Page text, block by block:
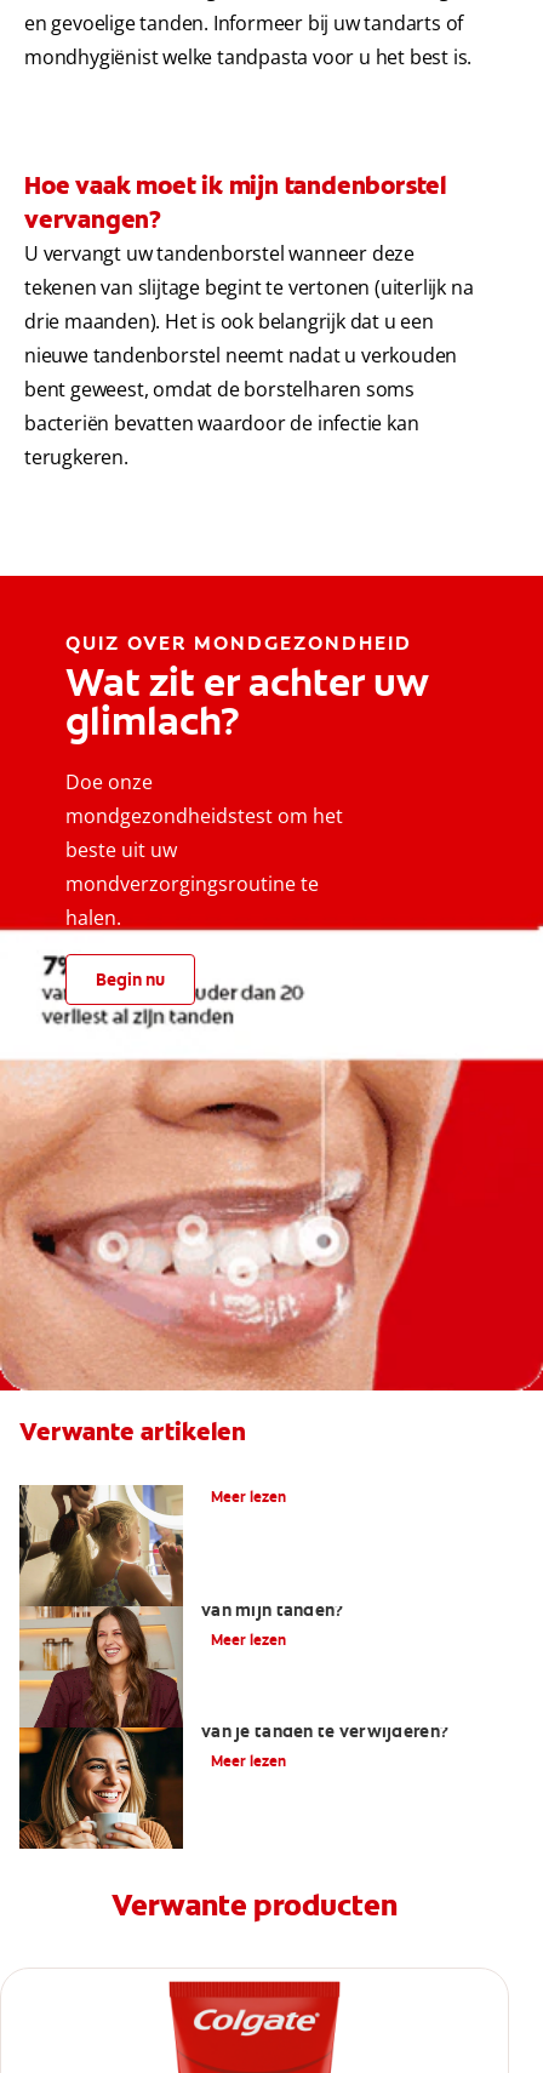
en gevoelige tanden. Informeer bij uw tandarts of
mondhygiënist welke tandpasta voor u het best is.
Hoe vaak moet ik mijn tandenborstel
vervangen?
U vervangt uw tandenborstel wanneer deze
tekenen van slijtage begint te vertonen (uiterlijk na
drie maanden). Het is ook belangrijk dat u een
nieuwe tandenborstel neemt nadat u verkouden
bent geweest, omdat de borstelharen soms
bacteriën bevatten waardoor de infectie kan
terugkeren.
QUIZ OVER MONDGEZONDHEID
Wat zit er achter uw
glimlach?
Doe onze
mondgezondheidstest om het
beste uit uw
mondverzorgingsroutine te
halen.
Begin nu
Verwante artikelen
Meer lezen
van mijn tanden?
Meer lezen
van je tanden te verwijderen?
Meer lezen
Verwante producten